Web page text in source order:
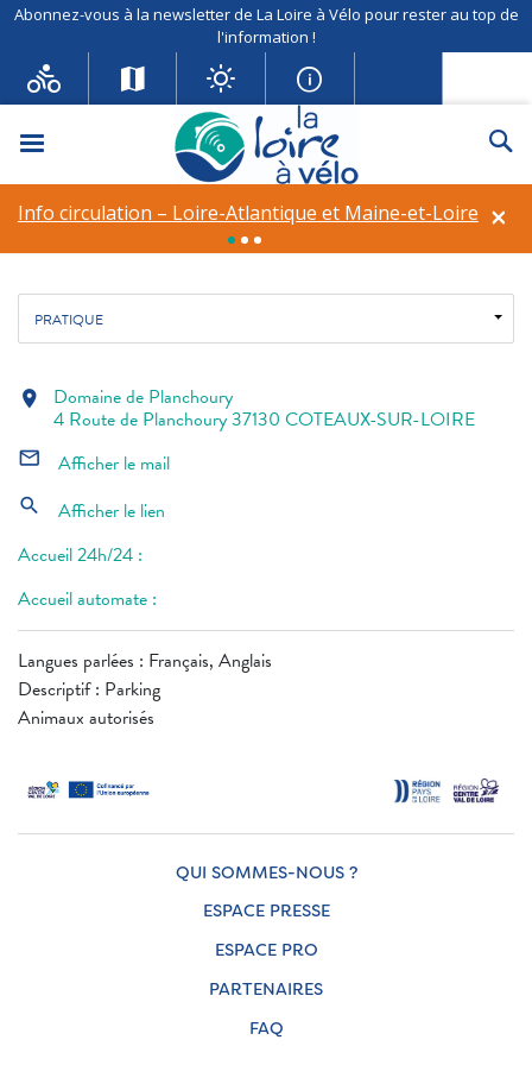
Abonnez-vous à la newsletter de La Loire à Vélo pour rester au top de
l'information !
Menu
×
Info circulation – Loire-Atlantique et Maine-et-Loire
Domaine de Planchoury
Fil d'ariane
Accueil Hébergements locatifs Domaine de Planchoury
PRATIQUE
Langues parlées : Français, Anglais
Descriptif : Parking
Animaux autorisés
location_on Domaine de Planchoury
4 Route de Planchoury 37130 COTEAUX-SUR-LOIRE
mail_outline Afficher le mail
search
Afficher le lien
Accueil 24h/24 :
Accueil automate :
QUI SOMMES-NOUS ?
ESPACE PRESSE
ESPACE PRO
PARTENAIRES
FAQ